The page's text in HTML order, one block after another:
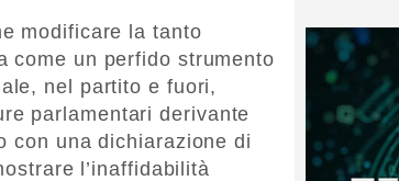
modificare la tanto
come un perfido strumento
nel partito e fuori,
parlamentari derivante
con una dichiarazione di
l’inaffidabilità